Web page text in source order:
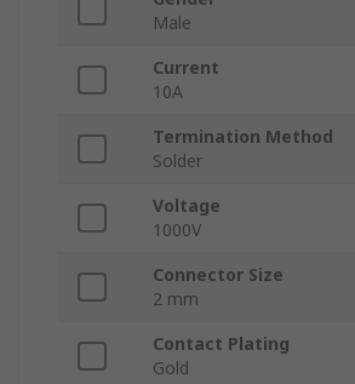
Male
Current
10A
Termination Method
Solder
Voltage
1000V
Connector Size
2 mm
Contact Plating
Gold